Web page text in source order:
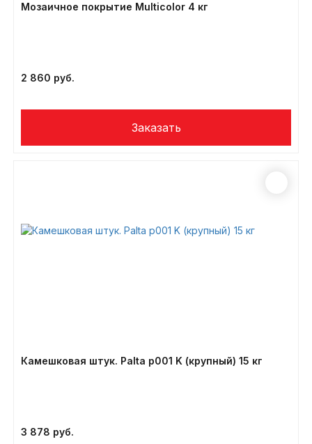
Мозаичное покрытие Multicolor 4 кг
2 860
Камешковая штук. Palta p001 K (крупный) 15 кг
3 878